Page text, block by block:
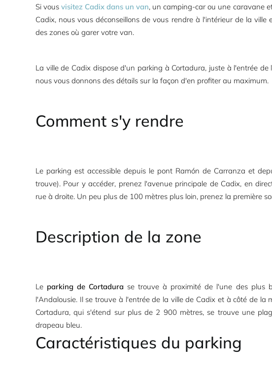
Si vousvisitez Cadix dans un van, un camping-car ou une caravane
Cadix, nous vous déconseillons de vous rendre à l'intérieur de la
des zones où garer votre van.
La ville de Cadix dispose d'un parking à Cortadura, juste à l'entrée
nous vous donnons des détails sur la façon d'en profiter au maximum.
Comment s'y rendre
Le parking est accessible depuis le pont Ramón de Carranza et
trouve). Pour y accéder, prenez l'avenue principale de Cadix, en
rue à droite. Un peu plus de 100 mètres plus loin, prenez la première
Description de la zone
Le parking de Cortadura se trouve à proximité de l'une des plus
l'Andalousie. Il se trouve à l'entrée de la ville de Cadix et à côté de
Cortadura, qui s'étend sur plus de 2 900 mètres, se trouve une
drapeau bleu.
Caractéristiques du parking